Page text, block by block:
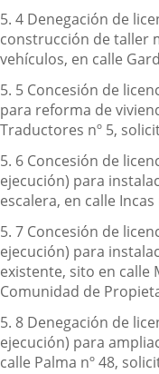
5. 4 Denegación de
construcción de taller
vehículos, en calle
5. 5 Concesión de
para reforma de
Traductores nº 5,
5. 6 Concesión de
ejecución) para
escalera, en calle
5. 7 Concesión de
ejecución) para
existente, sito en calle
Comunidad de
5. 8 Denegación de
ejecución) para
calle Palma nº 48,